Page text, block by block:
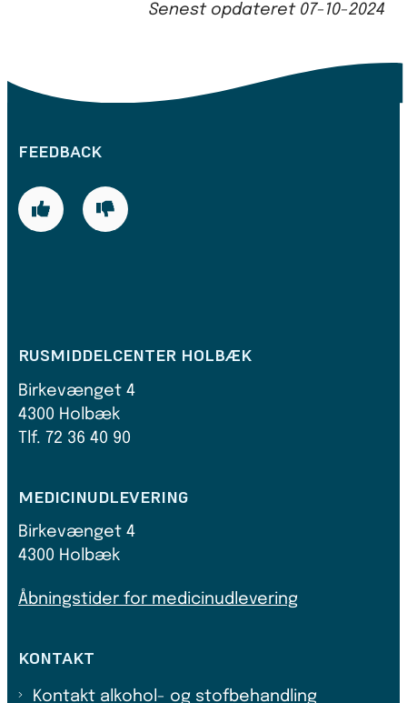
Senest opdateret 07-10-2024
FEEDBACK
RUSMIDDELCENTER HOLBÆK
Birkevænget 4
4300 Holbæk
Tlf. 72 36 40 90
MEDICINUDLEVERING
Birkevænget 4
4300 Holbæk
Åbningstider for medicinudlevering
KONTAKT
Kontakt alkohol- og stofbehandling